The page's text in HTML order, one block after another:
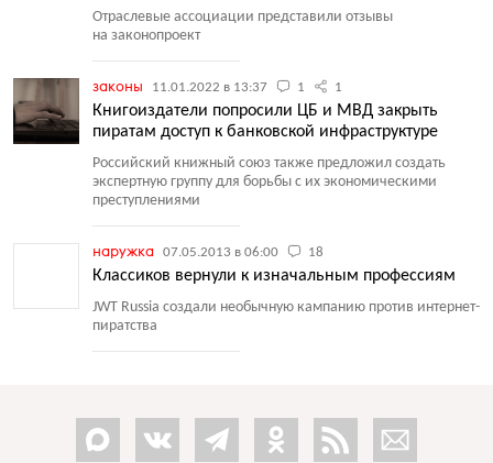
Отраслевые ассоциации представили отзывы
на законопроект
законы 11.01.2022 в 13:37 1 1
Книгоиздатели попросили ЦБ и МВД закрыть
пиратам доступ к банковской инфраструктуре
Российский книжный союз также предложил создать
экспертную группу для борьбы с их экономическими
преступлениями
наружка 07.05.2013 в 06:00 18
Классиков вернули к изначальным профессиям
JWT Russia создали необычную кампанию против интернет-
пиратства